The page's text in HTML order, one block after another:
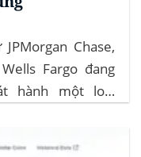
Chase,
Fargo đang
hành một loại